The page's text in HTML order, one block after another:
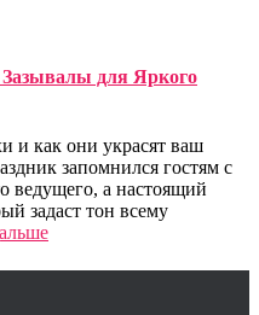
для Яркого
и как они украсят ваш
запомнился гостям с
ведущего, а настоящий
задаст тон всему